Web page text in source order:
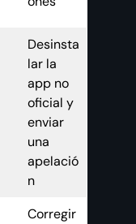
Desinsta
lar la
app no
oficial y
enviar
una
apelació
n
Corregir